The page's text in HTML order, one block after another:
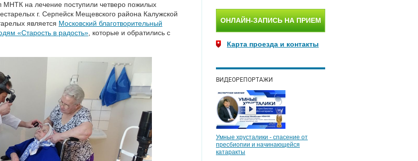
на лечение поступили четверо пожилых
г. Серпейск Мещевского района Калужской
является Московский благотворительный
«Старость в радость» , которые и обратились с
ОНЛАЙН-ЗАПИСЬ НА ПРИЕМ
Карта проезда и контакты
ВИДЕОРЕПОРТАЖИ
Умные хрусталики - спасение от
пресбиопии и начинающейся
катаракты